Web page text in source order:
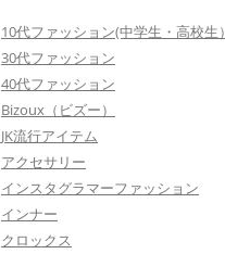
10代ファッション(中学生・高校生）
30代ファッション
40代ファッション
Bizoux（ビズー）
JK流行アイテム
アクセサリー
インスタグラマーファッション
インナー
クロックス